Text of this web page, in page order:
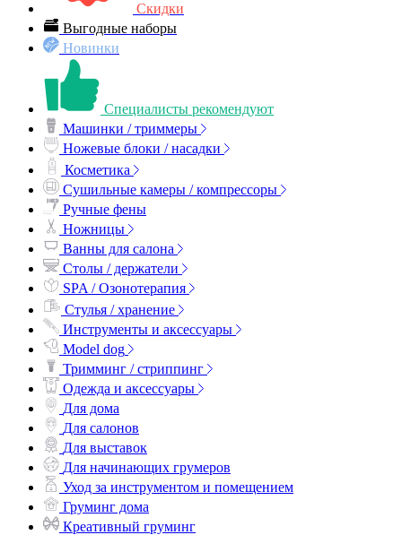
Скидки
Выгодные наборы
Новинки
Специалисты рекомендуют
Машинки / триммеры
Ножевые блоки / насадки
Косметика
Сушильные камеры / компрессоры
Ручные фены
Ножницы
Ванны для салона
Столы / держатели
SPA / Озонотерапия
Стулья / хранение
Инструменты и аксессуары
Model dog
Тримминг / стриппинг
Одежда и аксессуары
Для дома
Для салонов
Для выставок
Для начинающих грумеров
Уход за инструментом и помещением
Груминг дома
Креативный груминг